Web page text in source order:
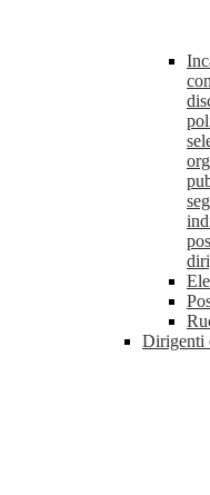
Dirigenti